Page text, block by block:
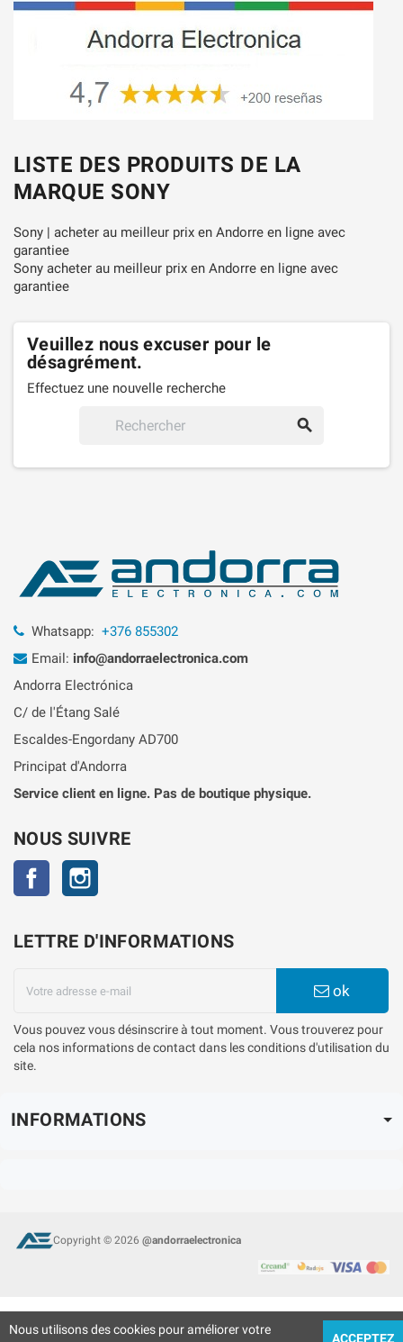
LISTE DES PRODUITS DE LA
MARQUE SONY
Sony | acheter au meilleur prix en Andorre en ligne avec
garantiee
Sony acheter au meilleur prix en Andorre en ligne avec
garantiee
Veuillez nous excuser pour le
désagrément.
Effectuez une nouvelle recherche

Whatsapp: +376 855302
Email: info@andorraelectronica.com
Andorra Electrónica
C/ de l'Étang Salé
Escaldes-Engordany AD700
Principat d'Andorra
Service client en ligne. Pas de boutique physique.
NOUS SUIVRE
Facebook
LETTRE D'INFORMATIONS
ok
Vous pouvez vous désinscrire à tout moment. Vous trouverez pour
cela nos informations de contact dans les conditions d'utilisation du
site.
INFORMATIONS
Copyright © 2026@andorraelectronica
Nous utilisons des cookies pour améliorer votre
ACCEPTEZ